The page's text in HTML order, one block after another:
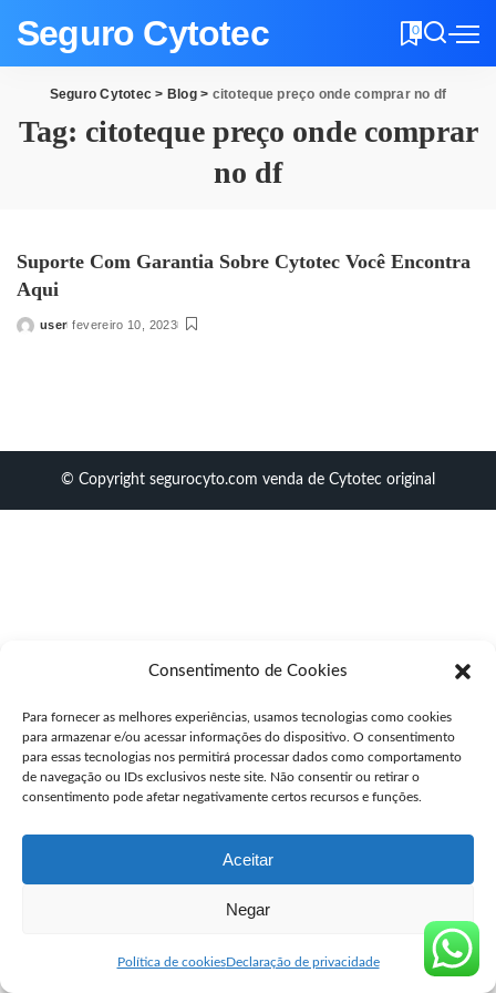
Consentimento de Cookies
Para fornecer as melhores experiências, usamos tecnologias como cookies
para armazenar e/ou acessar informações do dispositivo. O consentimento
para essas tecnologias nos permitirá processar dados como comportamento
de navegação ou IDs exclusivos neste site. Não consentir ou retirar o
consentimento pode afetar negativamente certos recursos e funções.
Aceitar
Negar
Política de cookiesDeclaração de privacidade
Seguro Cytotec 0
Seguro Cytotec > Blog> citoteque preço onde comprar no df
Tag: citoteque preço onde comprar
no df
Suporte Com Garantia Sobre Cytotec Você Encontra
Aqui
Posted
user fevereiro 10, 2023
© Copyright segurocyto.com venda de Cytotec original